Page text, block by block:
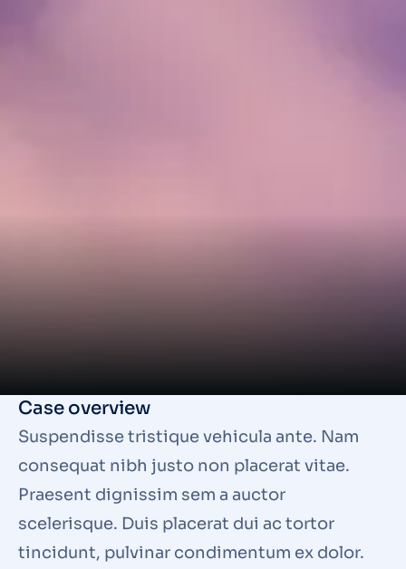
Case overview
Suspendisse tristique vehicula ante. Nam
consequat nibh justo non placerat vitae.
Praesent dignissim sem a auctor
scelerisque. Duis placerat dui ac tortor
tincidunt, pulvinar condimentum ex dolor.